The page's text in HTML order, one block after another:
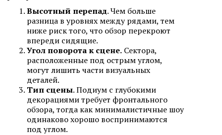
Высотный перепад. Чем больше
разница в уровнях между рядами, тем
ниже риск того, что обзор перекроют
впереди сидящие.
Угол поворота к сцене. Сектора,
расположенные под острым углом,
могут лишить части визуальных
деталей.
Тип сцены. Подиум с глубокими
декорациями требует фронтального
обзора, тогда как минималистичные шоу
одинаково хорошо воспринимаются
под углом.